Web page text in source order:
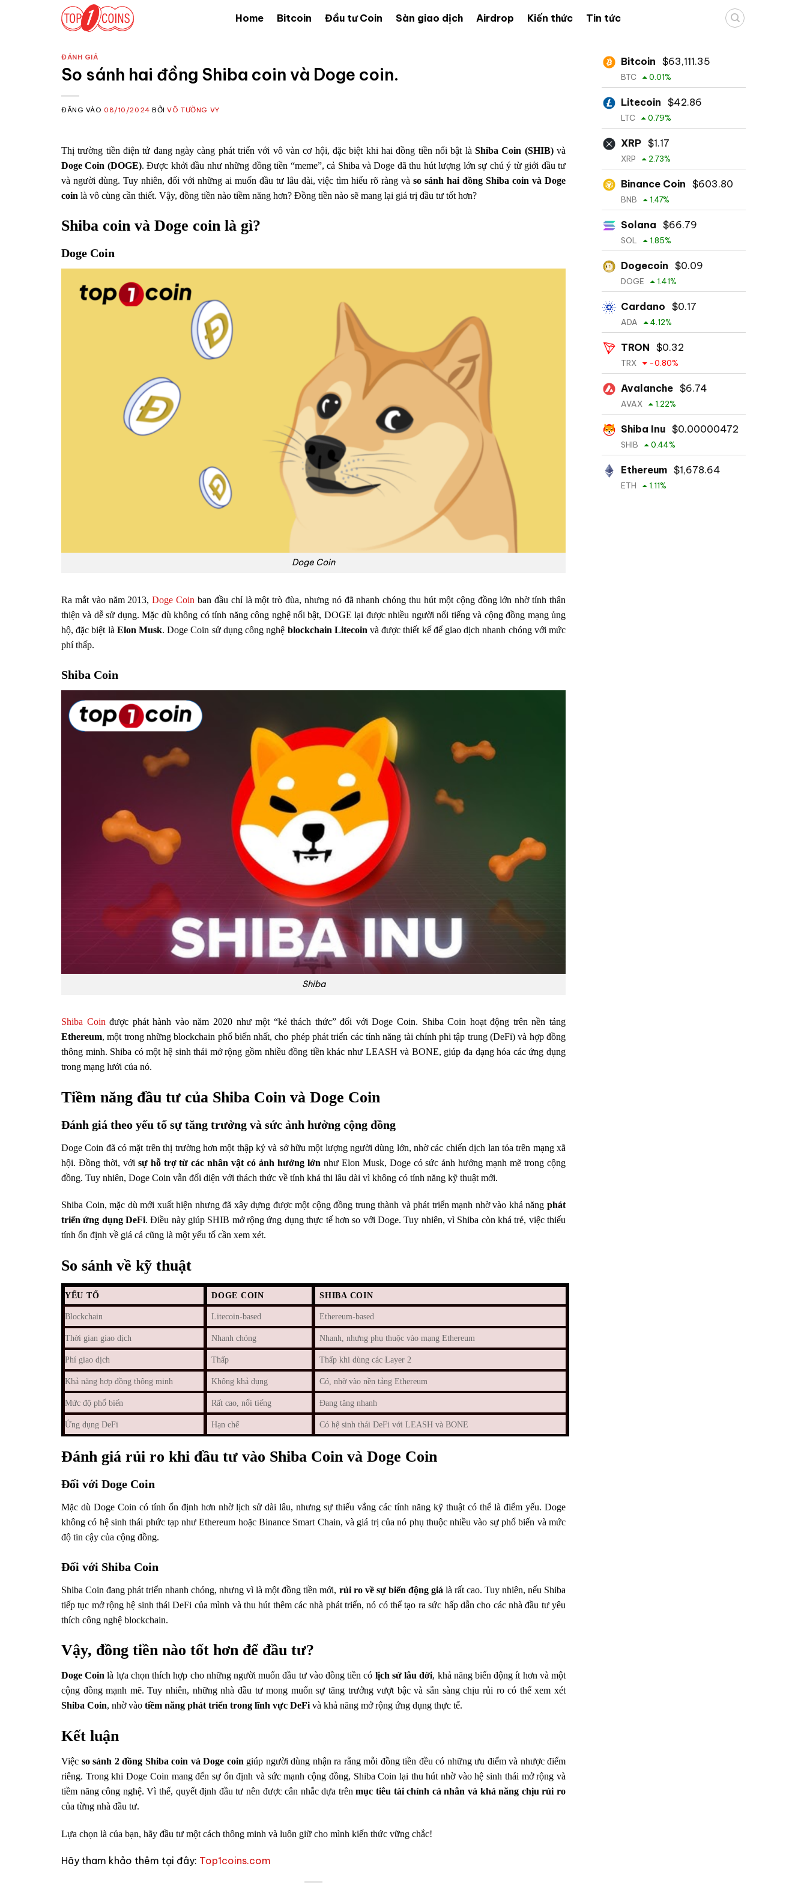
Home Bitcoin Đầu tư Coin Sàn giao dịch Airdrop Kiến thức Tin tức
ĐÁNH GIÁ
So sánh hai đồng Shiba coin và Doge coin.
ĐĂNG VÀO 08/10/2024 BỞIVÕ TƯỜNG VY
Thị trường tiền điện tử đang ngày càng phát triển với vô vàn cơ hội, đặc biệt khi hai đồng tiền nổi bật là Shiba Coin (SHIB)và
Doge Coin (DOGE). Được khởi đầu như những đồng tiền “meme”, cả Shiba và Doge đã thu hút lượng lớn sự chú ý từ giới đầu tư
và người dùng. Tuy nhiên, đối với những ai muốn đầu tư lâu dài, việc tìm hiểu rõ ràng vàso sánh hai đồng Shiba coin và Doge
coin là vô cùng cần thiết. Vậy, đồng tiền nào tiềm năng hơn? Đồng tiền nào sẽ mang lại giá trị đầu tư tốt hơn?
Shiba coin và Doge coin là gì?
Doge Coin
Doge Coin
Ra mắt vào năm 2013,Doge Coin ban đầu chỉ là một trò đùa, nhưng nó đã nhanh chóng thu hút một cộng đồng lớn nhờ tính thân
thiện và dễ sử dụng. Mặc dù không có tính năng công nghệ nổi bật, DOGE lại được nhiều người nổi tiếng và cộng đồng mạng ủng
hộ, đặc biệt là Elon Musk. Doge Coin sử dụng công nghệ blockchain Litecoin và được thiết kế để giao dịch nhanh chóng với mức
phí thấp.
Shiba Coin
Shiba
Shiba Coin được phát hành vào năm 2020 như một “kẻ thách thức” đối với Doge Coin. Shiba Coin hoạt động trên nền tảng
Ethereum, một trong những blockchain phổ biến nhất, cho phép phát triển các tính năng tài chính phi tập trung (DeFi) và hợp đồng
thông minh. Shiba có một hệ sinh thái mở rộng gồm nhiều đồng tiền khác như LEASH và BONE, giúp đa dạng hóa các ứng dụng
trong mạng lưới của nó.
Tiềm năng đầu tư của Shiba Coin và Doge Coin
Đánh giá theo yếu tố sự tăng trưởng và sức ảnh hưởng cộng đồng
Doge Coin đã có mặt trên thị trường hơn một thập kỷ và sở hữu một lượng người dùng lớn, nhờ các chiến dịch lan tỏa trên mạng xã
hội. Đồng thời, với sự hỗ trợ từ các nhân vật có ảnh hưởng lớn như Elon Musk, Doge có sức ảnh hưởng mạnh mẽ trong cộng
đồng. Tuy nhiên, Doge Coin vẫn đối diện với thách thức về tính khả thi lâu dài vì không có tính năng kỹ thuật mới.
Shiba Coin, mặc dù mới xuất hiện nhưng đã xây dựng được một cộng đồng trung thành và phát triển mạnh nhờ vào khả năng phát
triển ứng dụng DeFi. Điều này giúp SHIB mở rộng ứng dụng thực tế hơn so với Doge. Tuy nhiên, vì Shiba còn khá trẻ, việc thiếu
tính ổn định về giá cả cũng là một yếu tố cần xem xét.
So sánh về kỹ thuật
YẾU TỐ DOGE COIN SHIBA COIN
Blockchain Litecoin-based Ethereum-based
Thời gian giao dịch Nhanh chóng Nhanh, nhưng phụ thuộc vào mạng Ethereum
Phí giao dịch Thấp Thấp khi dùng các Layer 2
Khả năng hợp đồng thông minh Không khả dụng Có, nhờ vào nền tảng Ethereum
Mức độ phổ biến Rất cao, nổi tiếng Đang tăng nhanh
Ứng dụng DeFi Hạn chế Có hệ sinh thái DeFi với LEASH và BONE
Đánh giá rủi ro khi đầu tư vào Shiba Coin và Doge Coin
Đối với Doge Coin
Mặc dù Doge Coin có tính ổn định hơn nhờ lịch sử dài lâu, nhưng sự thiếu vắng các tính năng kỹ thuật có thể là điểm yếu. Doge
không có hệ sinh thái phức tạp như Ethereum hoặc Binance Smart Chain, và giá trị của nó phụ thuộc nhiều vào sự phổ biến và mức
độ tin cậy của cộng đồng.
Đối với Shiba Coin
Shiba Coin đang phát triển nhanh chóng, nhưng vì là một đồng tiền mới, rủi ro về sự biến động giá là rất cao. Tuy nhiên, nếu Shiba
tiếp tục mở rộng hệ sinh thái DeFi của mình và thu hút thêm các nhà phát triển, nó có thể tạo ra sức hấp dẫn cho các nhà đầu tư yêu
thích công nghệ blockchain.
Vậy, đồng tiền nào tốt hơn để đầu tư?
Doge Coin là lựa chọn thích hợp cho những người muốn đầu tư vào đồng tiền có lịch sử lâu đời, khả năng biến động ít hơn và một
cộng đồng mạnh mẽ. Tuy nhiên, những nhà đầu tư mong muốn sự tăng trưởng vượt bậc và sẵn sàng chịu rủi ro có thể xem xét
Shiba Coin, nhờ vào tiềm năng phát triển trong lĩnh vực DeFi và khả năng mở rộng ứng dụng thực tế.
Kết luận
Việc so sánh 2 đồng Shiba coin và Doge coin giúp người dùng nhận ra rằng mỗi đồng tiền đều có những ưu điểm và nhược điểm
riêng. Trong khi Doge Coin mang đến sự ổn định và sức mạnh cộng đồng, Shiba Coin lại thu hút nhờ vào hệ sinh thái mở rộng và
tiềm năng công nghệ. Vì thế, quyết định đầu tư nên được cân nhắc dựa trênmục tiêu tài chính cá nhân và khả năng chịu rủi ro
của từng nhà đầu tư.
Lựa chọn là của bạn, hãy đầu tư một cách thông minh và luôn giữ cho mình kiến thức vững chắc!
Hãy tham khảo thêm tại đây: Top1coins.com
Bitcoin $63,111.35
BTC 0.01%
Litecoin $42.86
LTC 0.79%
XRP $1.17
XRP 2.73%
Binance Coin $603.80
BNB 1.47%
Solana $66.79
SOL 1.85%
Dogecoin $0.09
DOGE 1.41%
Cardano $0.17
ADA 4.12%
TRON $0.32
TRX -0.80%
Avalanche $6.74
AVAX 1.22%
Shiba Inu $0.00000472
SHIB 0.44%
Ethereum $1,678.64
ETH 1.11%